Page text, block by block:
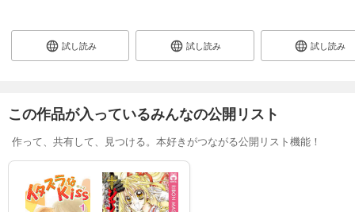
試し読み 試し読み 試し読み
この作品が入っているみんなの公開リスト
作って、共有して、見つける。本好きがつながる公開リスト機能！